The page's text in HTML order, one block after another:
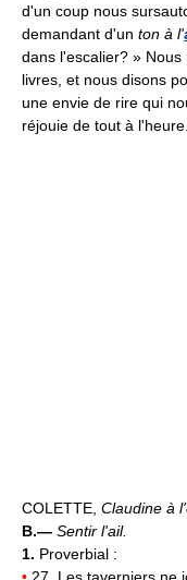
d'un coup nous
demandant d'un ton à l'
dans l'escalier? »
livres, et nous disons
une envie de rire qui
réjouie de tout à l'heure.
COLETTE, Claudine à
B.— Sentir l'ail.
1. Proverbial :
• 27. Les taverniers ne